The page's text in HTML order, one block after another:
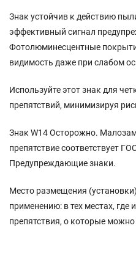
Знак устойчив к действию
эффективный сигнал
Фотолюминесцентные
видимость даже при слабом
Используйте этот знак для
препятствий, минимизируя
Знак W14 Осторожно.
препятствие соответствует
Предупреждающие знаки.
Место размещения
применению: в тех местах,
препятствия, о которые можно